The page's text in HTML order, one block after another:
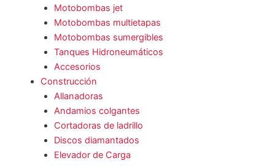
Motobombas jet
Motobombas multietapas
Motobombas sumergibles
Tanques Hidroneumáticos
Accesorios
Construcción
Allanadoras
Andamios colgantes
Cortadoras de ladrillo
Discos diamantados
Elevador de Carga